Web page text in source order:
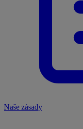
Naše zásady